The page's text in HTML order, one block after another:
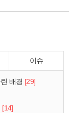
이슈
배경 [29]
[14]